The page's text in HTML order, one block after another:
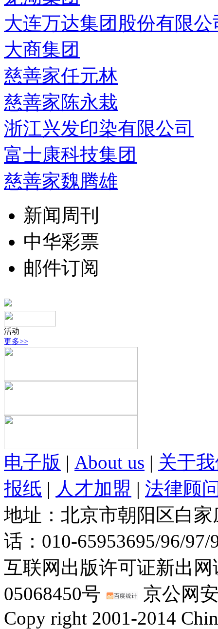
大连万达集团股份有限公
大商集团
慈善家任元林
慈善家陈永栽
浙江兴发印染有限公司
富士康科技集团
慈善家魏腾雄
新闻周刊
中华彩票
邮件订阅
活动
更多>>
电子版 | About us | 关于
报纸 | 人才加盟 | 法律顾
地址：北京市朝阳区白
话：010-65953695/96/
互联网出版许可证新出
05068450号
京公网
Copy right 2001-2014